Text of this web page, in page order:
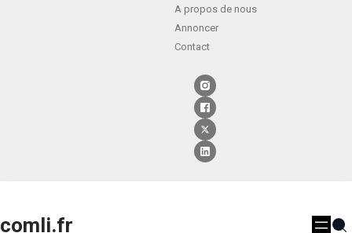
A propos de nous
Annoncer
Contact
comli.fr